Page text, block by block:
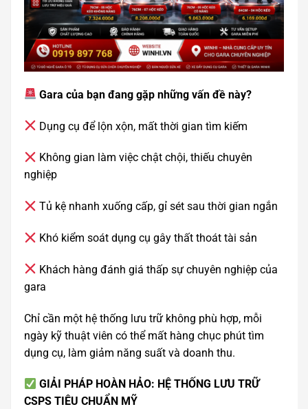
Gara của bạn đang gặp những vấn đề này?
Dụng cụ để lộn xộn, mất thời gian tìm kiếm
Không gian làm việc chật chội, thiếu chuyên
nghiệp
Tủ kệ nhanh xuống cấp, gỉ sét sau thời gian ngắn
Khó kiểm soát dụng cụ gây thất thoát tài sản
Khách hàng đánh giá thấp sự chuyên nghiệp của
gara
Chỉ cần một hệ thống lưu trữ không phù hợp, mỗi
ngày kỹ thuật viên có thể mất hàng chục phút tìm
dụng cụ, làm giảm năng suất và doanh thu.
GIẢI PHÁP HOÀN HẢO: HỆ THỐNG LƯU TRỮ
CSPS TIÊU CHUẨN MỸ